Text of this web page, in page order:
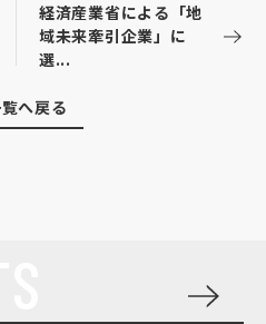
へ戻る
経済産業省による「地
域未来牽引企業」に
選...